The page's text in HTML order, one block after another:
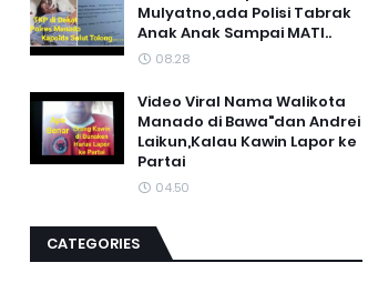
Mulyatno,ada Polisi Tabrak
Anak Anak Sampai MATI..
08.28
Video Viral Nama Walikota
Manado di Bawa"dan Andrei
Laikun,Kalau Kawin Lapor ke
Partai
04.50
CATEGORIES